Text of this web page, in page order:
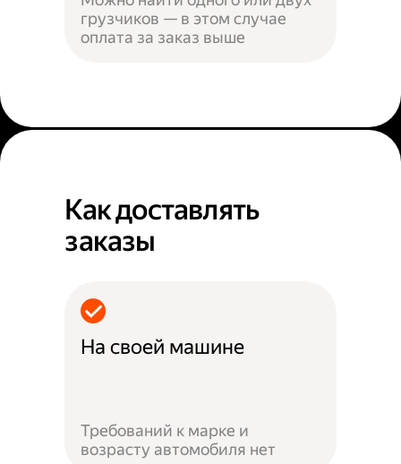
грузчиков — в этом случае
оплата за заказ выше
Как доставлять
заказы
На своей машине
Требований к марке и
возрасту автомобиля нет